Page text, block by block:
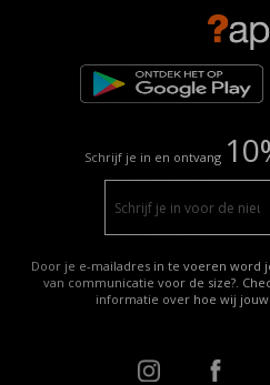
Schrijf je in en ontvang
Door je e-mailadres in te voeren word
van communicatie voor de size?.
informatie over hoe wij jouw